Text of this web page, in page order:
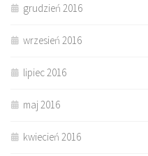
grudzień 2016
wrzesień 2016
lipiec 2016
maj 2016
kwiecień 2016